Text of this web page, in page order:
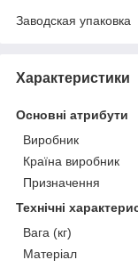
Заводская упаковка
Характеристики
Основні атрибути
Виробник
Країна виробник
Призначення
Технічні
Вага (кг)
Матеріал